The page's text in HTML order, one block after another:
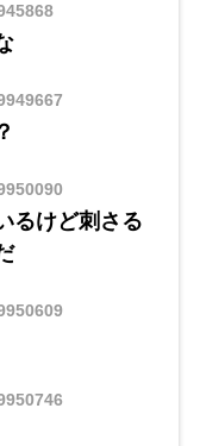
るけど刺さる